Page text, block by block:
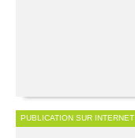
PUBLICATION SUR INTERNET